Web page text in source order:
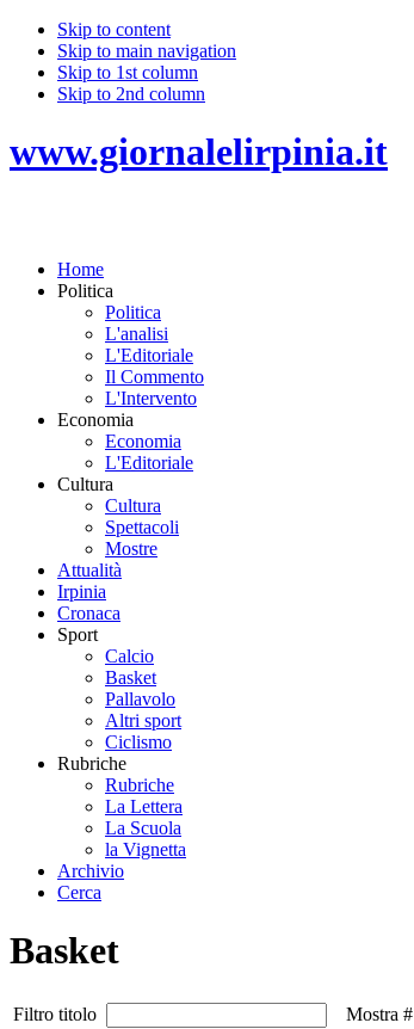
Skip to content
Skip to main navigation
Skip to 1st column
Skip to 2nd column
www.giornalelirpinia.it
Home
Politica
Politica
L'analisi
L'Editoriale
Il Commento
L'Intervento
Economia
Economia
L'Editoriale
Cultura
Cultura
Spettacoli
Mostre
Attualità
Irpinia
Cronaca
Sport
Calcio
Basket
Pallavolo
Altri sport
Ciclismo
Rubriche
Rubriche
La Lettera
La Scuola
la Vignetta
Archivio
Cerca
Basket
Filtro titolo
Mostra #